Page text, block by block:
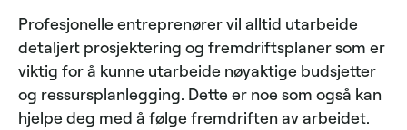
Profesjonelle entreprenører vil alltid utarbeide
detaljert prosjektering og fremdriftsplaner som er
viktig for å kunne utarbeide nøyaktige budsjetter
og ressursplanlegging. Dette er noe som også kan
hjelpe deg med å følge fremdriften av arbeidet.